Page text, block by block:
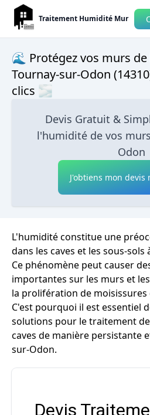
Traitement Humidité Mur
🌊 Protégez vos murs
Tournay-sur-Odon
clics 🌫
Devis Gratuit &
l'humidité de vos
Odon
J'obtiens mon devis
L'humidité constitue une
dans les caves et les sous-sols
Ce phénomène peut causer
importantes sur les murs et
la prolifération de moisissures
C'est pourquoi il est essentiel
solutions pour le traitement
caves de manière persistante
sur-Odon.
Devis